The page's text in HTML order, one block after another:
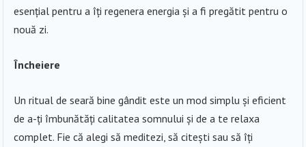
esențial pentru a îți regenera energia și a fi pregătit pentru o
nouă zi.
Încheiere
Un ritual de seară bine gândit este un mod simplu și eficient
de a-ți îmbunătăți calitatea somnului și de a te relaxa
complet. Fie că alegi să meditezi, să citești sau să îți